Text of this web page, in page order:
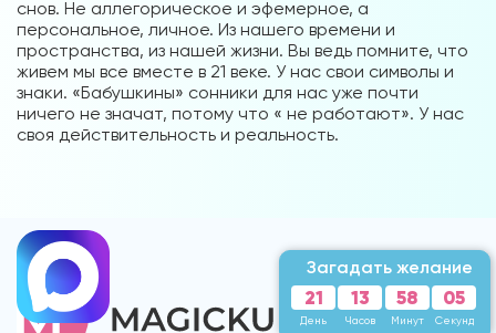
снов. Не аллегорическое и эфемерное, а
персональное, личное. Из нашего времени и
пространства, из нашей жизни. Вы ведь помните, что
живем мы все вместе в 21 веке. У нас свои символы и
знаки. «Бабушкины» сонники для нас уже почти
ничего не значат, потому что « не работают». У нас
своя действительность и реальность.
Загадать желание
21
День
13
Часов
58
Минут
02
Секунды